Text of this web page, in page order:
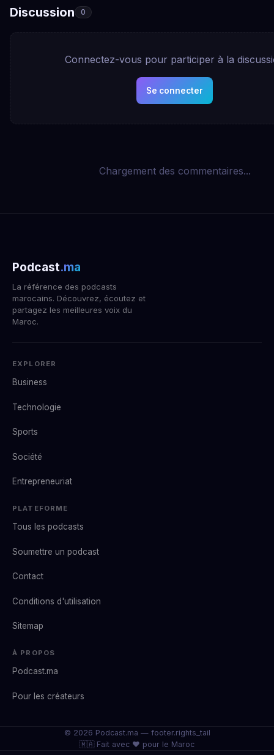
Discussion 0
Connectez-vous pour participer à la
Se connecter
Chargement des commentaires...
Podcast.ma
La référence des podcasts
marocains. Découvrez, écoutez et
partagez les meilleures voix du
Maroc.
EXPLORER
Business
Technologie
Sports
Société
Entrepreneuriat
PLATEFORME
Tous les podcasts
Soumettre un podcast
Contact
Conditions d'utilisation
Sitemap
À PROPOS
Podcast.ma
Pour les créateurs
© 2026 Podcast.ma — footer.rights_tail
🇲🇦 Fait avec ❤️ pour le Maroc